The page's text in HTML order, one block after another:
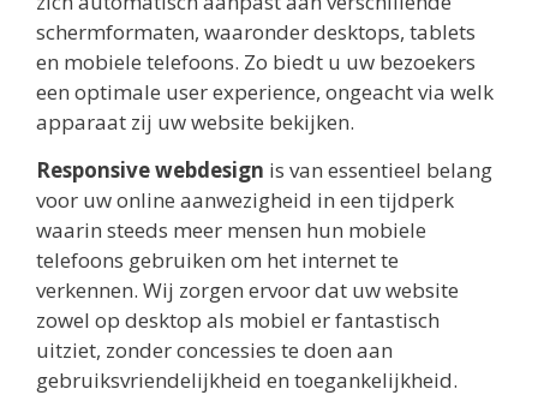
schermformaten, waaronder desktops, tablets
en mobiele telefoons. Zo biedt u uw bezoekers
een optimale user experience, ongeacht via welk
apparaat zij uw website bekijken.
Responsive webdesign is van essentieel belang
voor uw online aanwezigheid in een tijdperk
waarin steeds meer mensen hun mobiele
telefoons gebruiken om het internet te
verkennen. Wij zorgen ervoor dat uw website
zowel op desktop als mobiel er fantastisch
uitziet, zonder concessies te doen aan
gebruiksvriendelijkheid en toegankelijkheid.